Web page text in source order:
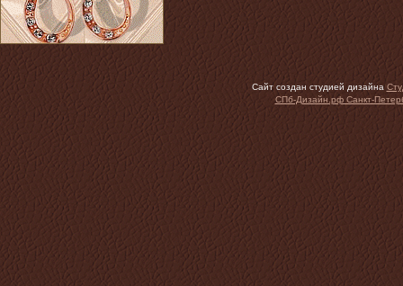
Сайт создан студией дизайна
СПб-Дизайн.рф Санкт-